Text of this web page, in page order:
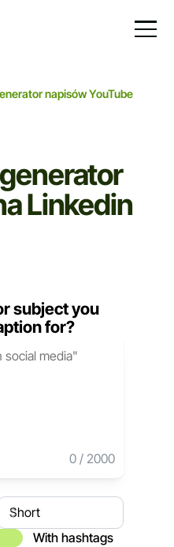
napisów YouTube
Linkedin
subject you
for?
0/ 2000
With hashtags